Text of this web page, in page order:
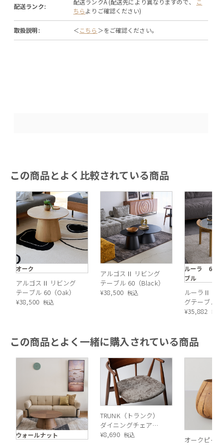
配送ランク:
ちらよりご確認ください)
取扱説明: ＜こちら ＞をご確認ください。
この商品とよく比較されている商品
オーク
アルゴスⅡ リビング
テーブル 60（Oak）
¥38,500 税込
アルゴスⅡ リビング
テーブル 60（Black）
¥38,500 税込
ルーラ 60リ
ブル
ルーラⅡ
グテーブル
¥35,882 税
この商品とよく一緒に購入されている商品
ウォールナット
TRUNK（トランク）
ダイニングチェア
DC2専用 カバー
¥8,690 税込
オークピー